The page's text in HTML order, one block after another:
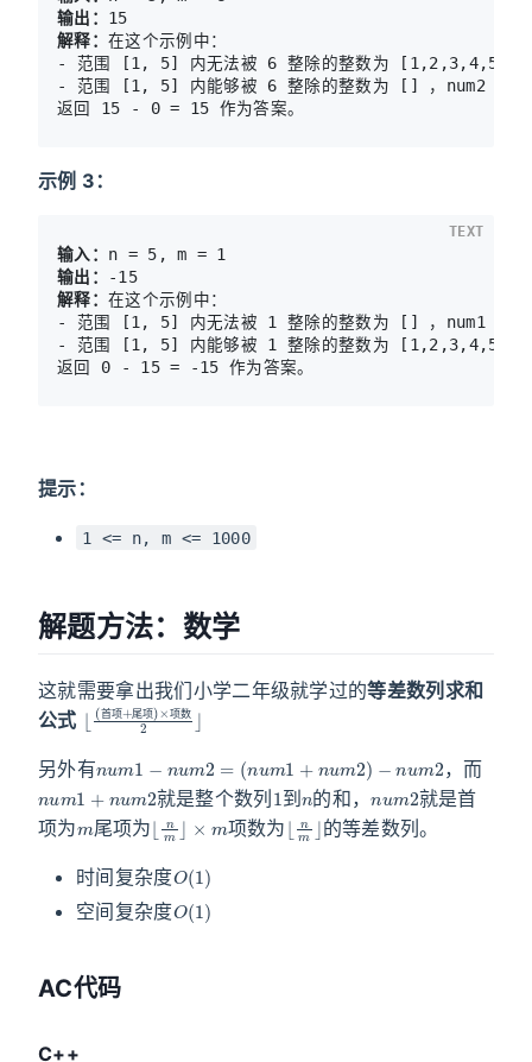
输出：
解释： 在这个示例中：
- 范围 [1, 5] 内无法被 6 整除的整数为 [1,2,3,4,5] ，
- 范围 [1, 5] 内能够被 6 整除的整数为 [] ，num2 = 这
示例 3：
输入：
输出：
-15
解释： 在这个示例中：
- 范围 [1, 5] 内无法被 1 整除的整数为 [] ，num1 =
- 范围 [1, 5] 内能够被 1 整除的整数为 [1,2,3,4,5] ，
TEXT
提示：
1 <= n, m <= 1000
解题方法：数学
这就需要拿出我们小学二年级就学过的等差数列求和
公式
首 项 尾项 项 数
⌊(首项+尾
项)×项数2⌋
另外有 ，而
num1+num2
就是整个数列
1
到
n
的和，
nu m2
就是首
项为
m
尾项为
⌊nm⌋×m
项数为
⌊nm⌋
的等差数列。
时间复杂度
空间复杂度
O (1)
AC代码
C++